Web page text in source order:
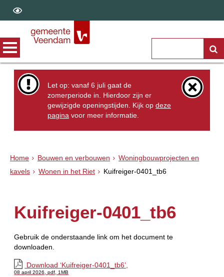
Let op: vanaf 6 juli gaat de
zomerperiode in. Hierdoor zijn er
gewijzigde openingstijden. Kijk opdeze
pagina voor meer informatie.
Home Bouwen en verbouwen
Woningbouwprojecten en
kavels
Wonen in het Riet Kuifreiger-0401_tb6
Kuifreiger-0401_tb6
Gebruik de onderstaande link om het document te
downloaden.
Download ‘Kuifreiger-0401_tb6’,
08 april 2026,pdf , 1MB